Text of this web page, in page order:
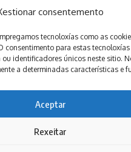
consentemento
tecnoloxías como as
consentimento para estas
identificadores únicos neste sitio.
a determinadas características e
Aceptar
Rexeitar